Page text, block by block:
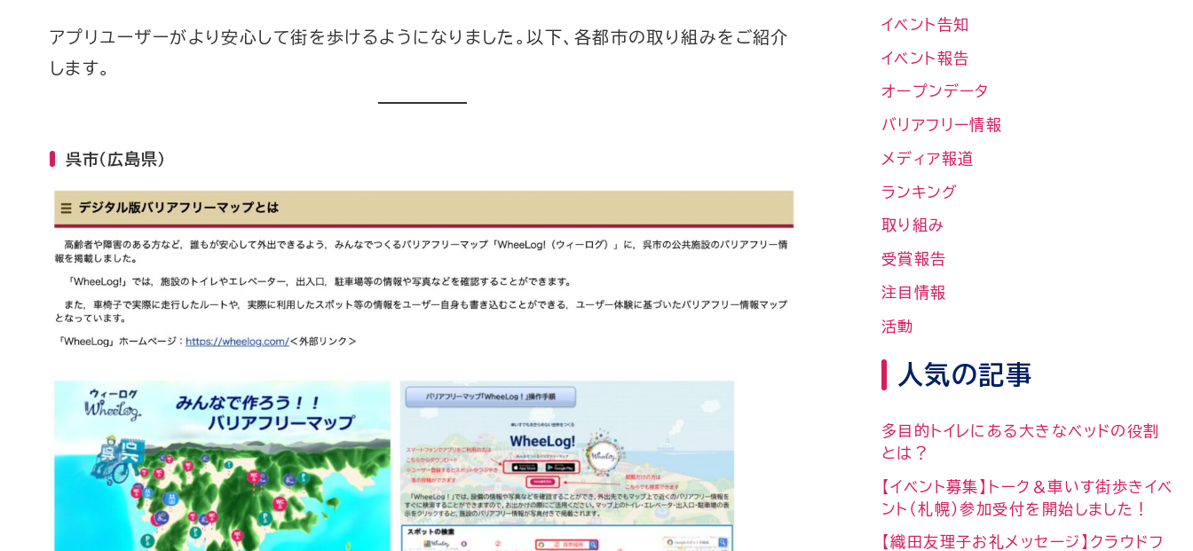
アプリユーザーがより安心して街を歩けるようになりました。以下、各都市の取り組みをご紹介
します。
呉市（広島県）
イベント告知
イベント報告
オープンデータ
バリアフリー情報
メディア報道
ランキング
取り組み
受賞報告
注目情報
活動
人気の記事
多目的トイレにある大きなベッドの役割
とは？
【イベント募集】トーク＆車いす街歩きイベ
ント（札幌）参加受付を開始しました！
【織田友理子お礼メッセージ】クラウドフ